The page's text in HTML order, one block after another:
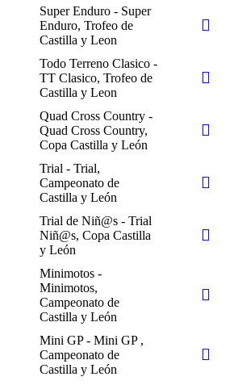
Super Enduro - Super
Enduro, Trofeo de
Castilla y Leon
Todo Terreno Clasico -
TT Clasico, Trofeo de
Castilla y Leon
Quad Cross Country -
Quad Cross Country,
Copa Castilla y León
Trial - Trial,
Campeonato de
Castilla y León
Trial de Niñ@s - Trial
Niñ@s, Copa Castilla
y León
Minimotos -
Minimotos,
Campeonato de
Castilla y León
Mini GP - Mini GP ,
Campeonato de
Castilla y León